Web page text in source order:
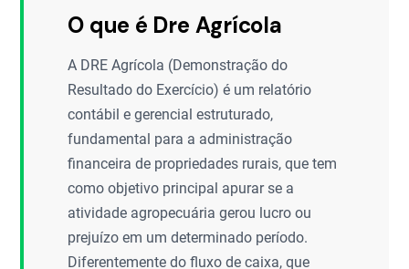
O que é Dre Agrícola
A DRE Agrícola (Demonstração do
Resultado do Exercício) é um relatório
contábil e gerencial estruturado,
fundamental para a administração
financeira de propriedades rurais, que tem
como objetivo principal apurar se a
atividade agropecuária gerou lucro ou
prejuízo em um determinado período.
Diferentemente do fluxo de caixa, que